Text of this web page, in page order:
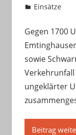
Einsätze
Gegen 1700
sowie
Verkehrunfall
ungeklärter
Beitrag